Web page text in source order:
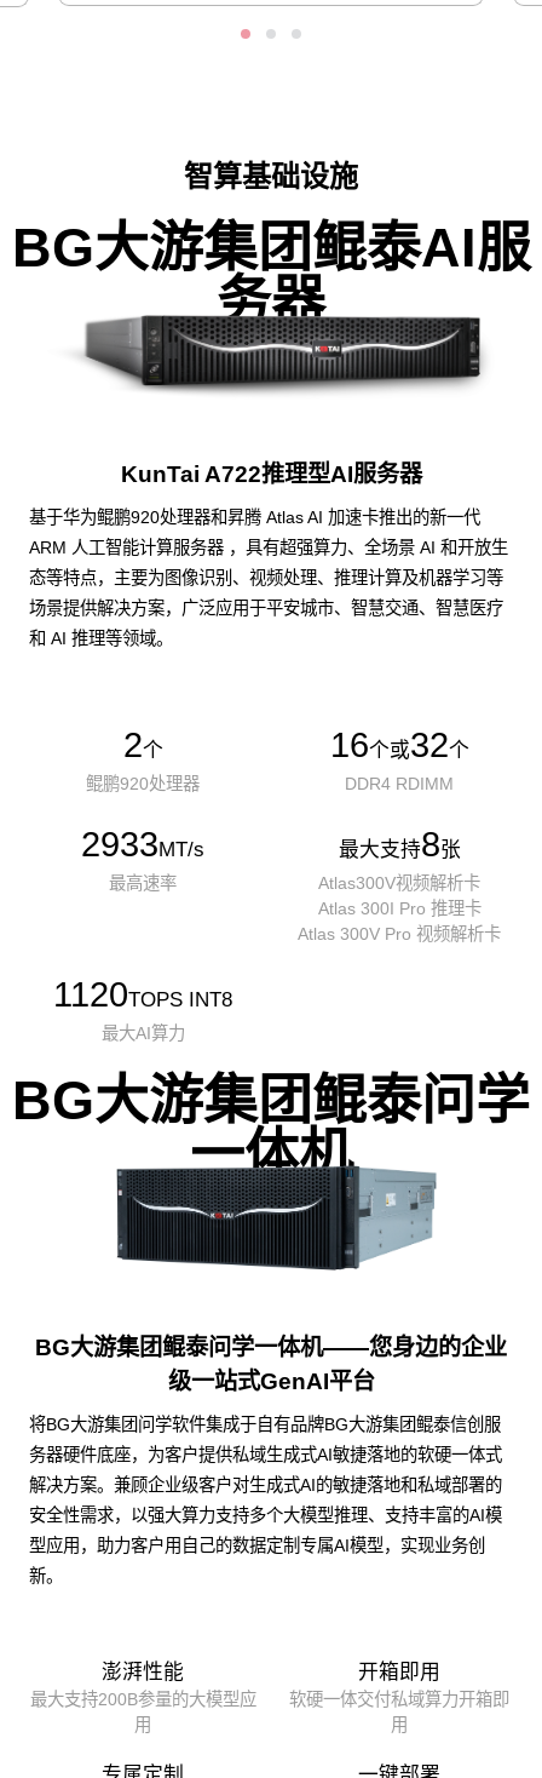
智算基础设施
BG大游集团鲲泰AI服
务器
KunTai A722推理型AI服务器
基于华为鲲鹏920处理器和昇腾 Atlas AI 加速卡推出的新一代
ARM 人工智能计算服务器 ，具有超强算力、全场景 AI 和开放生
态等特点，主要为图像识别、视频处理、推理计算及机器学习等
场景提供解决方案，广泛应用于平安城市、智慧交通、智慧医疗
和 AI 推理等领域。
2个
鲲鹏920处理器
16个或32个
DDR4 RDIMM
2933MT/s
最高速率
最大支持8张
Atlas300V视频解析卡
Atlas 300I Pro 推理卡
Atlas 300V Pro 视频解析卡
1120TOPS INT8
最大AI算力
BG大游集团鲲泰问学
一体机
BG大游集团鲲泰问学一体机——您身边的企业
级一站式GenAI平台
将BG大游集团问学软件集成于自有品牌BG大游集团鲲泰信创服
务器硬件底座，为客户提供私域生成式AI敏捷落地的软硬一体式
解决方案。兼顾企业级客户对生成式AI的敏捷落地和私域部署的
安全性需求，以强大算力支持多个大模型推理、支持丰富的AI模
型应用，助力客户用自己的数据定制专属AI模型，实现业务创
新。
澎湃性能
最大支持200B参量的大模型应
用
开箱即用
软硬一体交付私域算力开箱即
用